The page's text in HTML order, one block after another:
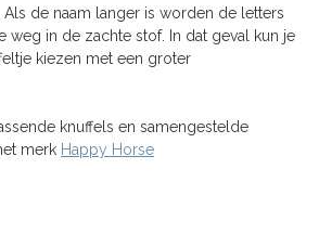
Als de naam langer is worden de letters
weg in de zachte stof. In dat geval kun je
kiezen met een groter
knuffels en samengestelde
merk Happy Horse